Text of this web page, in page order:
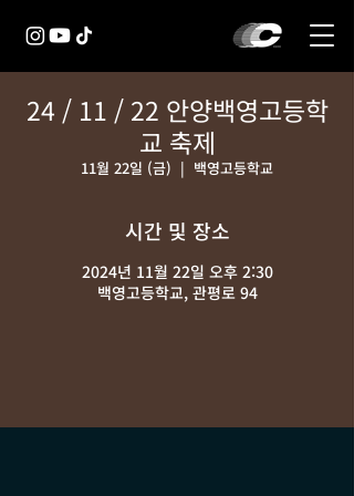
24 / 11 / 22 안양백영고등학
교 축제
11월 22일 (금)
  |
백영고등학교
시간 및 장소
2024년 11월 22일 오후 2:30
백영고등학교, 관평로 94